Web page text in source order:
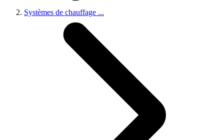
Systèmes de chauffage ...